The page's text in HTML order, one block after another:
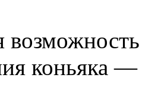
коньяка —